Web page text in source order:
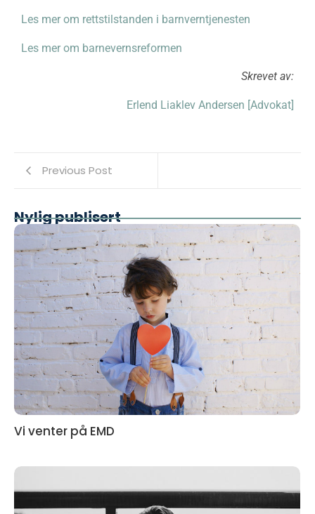
Les mer om rettstilstanden i barnverntjenesten
Les mer om barnevernsreformen
Skrevet av:
Erlend Liaklev Andersen [Advokat]
Previous Post
Nylig publisert
Vi venter på EMD